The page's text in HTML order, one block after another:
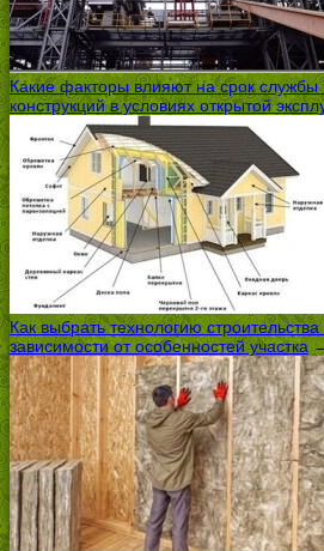
Какие факторы влияют на срок службы
конструкций в условиях открытой
Как выбрать технологию
зависимости от особенностей участка